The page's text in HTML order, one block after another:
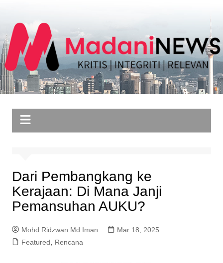
content
Dari Pembangkang ke
Kerajaan: Di Mana Janji
Pemansuhan AUKU?
Mohd Ridzwan Md Iman
Mar 18, 2025
Featured, Rencana